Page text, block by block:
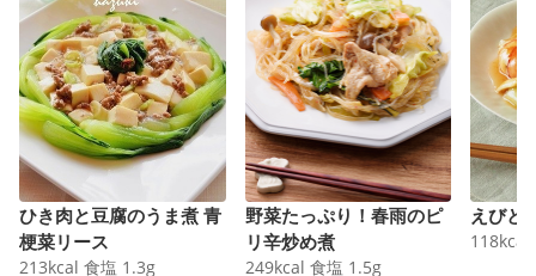
ひき肉と豆腐のうま煮 青
梗菜リース
213kcal 食塩 1.3g
野菜たっぷり！春雨のピ
リ辛炒め煮
249kcal 食塩 1.5g
えびと
118kcal